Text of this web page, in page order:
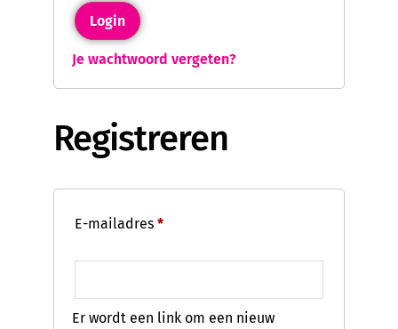
Login
Je wachtwoord vergeten?
Registreren
E-mailadres *
Er wordt een link om een nieuw